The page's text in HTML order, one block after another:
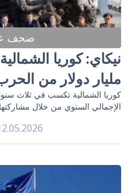
صحف
مليار دولار من
كوريا الشمالية تكسب في ثلاث
الإجمالي السنوي من خلال
- 17:02